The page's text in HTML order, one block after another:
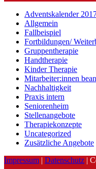
Adventskalender
Allgemein
Fallbeispiel
Fortbildungen/
Gruppentherapie
Handtherapie
Kinder Therapie
Mitarbeiter:innen
Nachhaltigkeit
Praxis intern
Seniorenheim
Stellenangebote
Therapiekonzepte
Uncategorized
Zusätzliche Angebote
Impressum | Datenschutz |